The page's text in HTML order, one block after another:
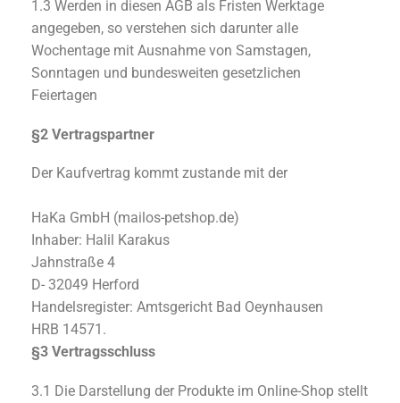
1.3 Werden in diesen AGB als Fristen Werktage
angegeben, so verstehen sich darunter alle
Wochentage mit Ausnahme von Samstagen,
Sonntagen und bundesweiten gesetzlichen
Feiertagen
§2 Vertragspartner
Der Kaufvertrag kommt zustande mit der
HaKa GmbH (mailos-petshop.de)
Inhaber: Halil Karakus
Jahnstraße 4
D- 32049 Herford
Handelsregister: Amtsgericht Bad Oeynhausen
HRB 14571.
§3 Vertragsschluss
3.1 Die Darstellung der Produkte im Online-Shop stellt